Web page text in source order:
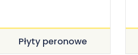
Płyty peronowe